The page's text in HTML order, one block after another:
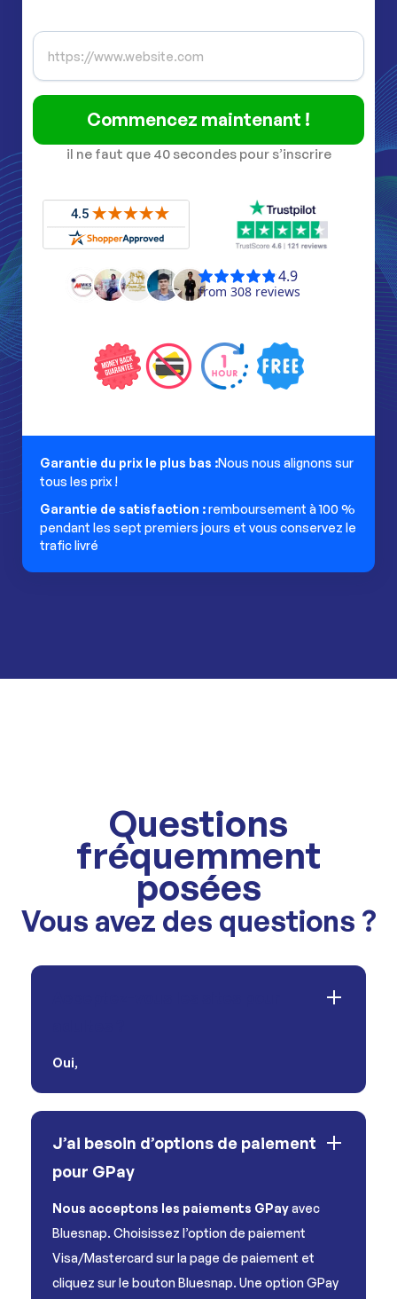
Commencez maintenant !
il ne faut que 40 secondes pour s’inscrire
Garantie du prix le plus bas :Nous nous alignons sur
tous les prix !
Garantie de satisfaction :remboursement à 100 %
pendant les sept premiers jours et vous conservez le
trafic livré
Questions
fréquemment
posées
Vous avez des questions ?
Oui,
J’ai besoin d’options de paiement
pour GPay
Nous acceptons les paiements GPayavec
Bluesnap. Choisissez l’option de paiement
Visa/Mastercard sur la page de paiement et
cliquez sur le bouton Bluesnap. Une option GPay